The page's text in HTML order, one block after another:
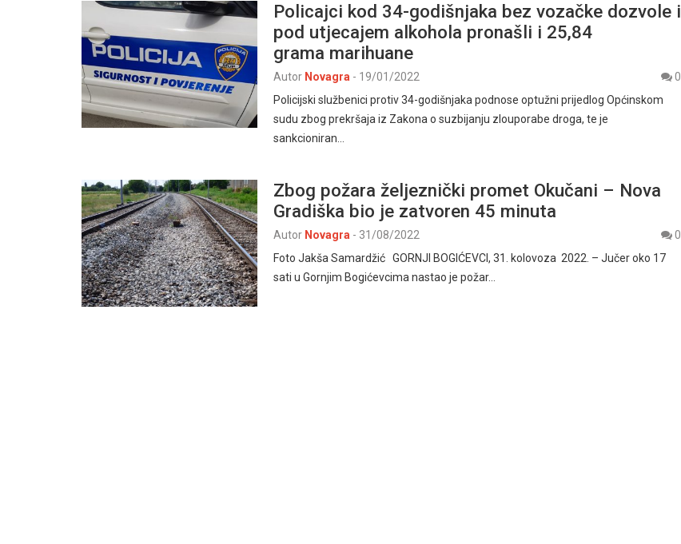
Policajci kod 34-godišnjaka bez vozačke dozvole i
pod utjecajem alkohola pronašli i 25,84
grama marihuane
Autor Novagra - 19/01/2022
0
Policijski službenici protiv 34-godišnjaka podnose optužni prijedlog Općinskom
sudu zbog prekršaja iz Zakona o suzbijanju zlouporabe droga, te je
sankcioniran…
Zbog požara željeznički promet Okučani – Nova
Gradiška bio je zatvoren 45 minuta
Autor Novagra - 31/08/2022
0
Foto Jakša Samardžić GORNJI BOGIĆEVCI, 31. kolovoza 2022. – Jučer oko 17
sati u Gornjim Bogićevcima nastao je požar…